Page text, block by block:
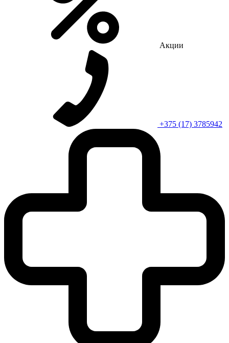
Акции
+375 (17) 3785942